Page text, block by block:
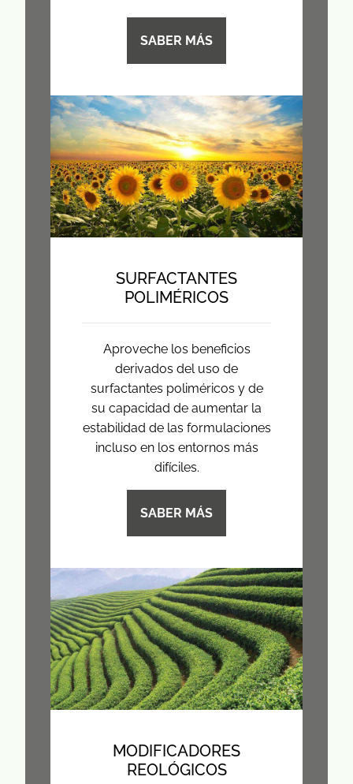
SABER MÁS
SURFACTANTES
POLIMÉRICOS
Aproveche los beneficios
derivados del uso de
surfactantes poliméricos y de
su capacidad de aumentar la
estabilidad de las formulaciones
incluso en los entornos más
difíciles.
SABER MÁS
MODIFICADORES
REOLÓGICOS